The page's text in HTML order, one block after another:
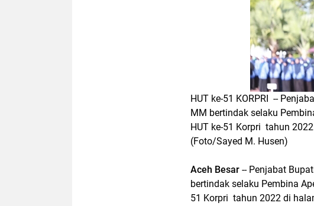
HUT ke-51 KORPRI --
MM bertindak selaku
HUT ke-51 Korpri tahun
(Foto/Sayed M. Husen)
Aceh Besar -- Penjabat
bertindak selaku Pembina
51 Korpri tahun 2022 di